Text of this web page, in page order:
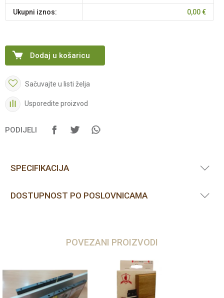
Ukupni iznos: 0,00€
Dodaj u košaricu
Sačuvajte u listi želja
Usporedite proizvod
PODIJELI
SPECIFIKACIJA
DOSTUPNOST PO POSLOVNICAMA
POVEZANI PROIZVODI